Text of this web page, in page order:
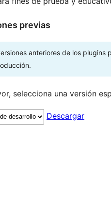
previas
anteriores de los plugins
selecciona una versión
Descargar